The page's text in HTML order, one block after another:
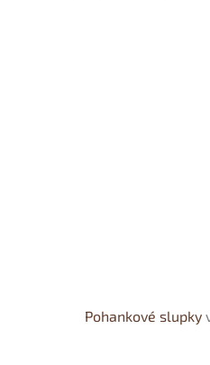
Pohankové slupky